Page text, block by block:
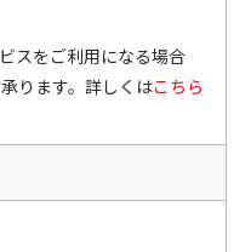
スをご利用になる場合
ります。詳しくはこちら